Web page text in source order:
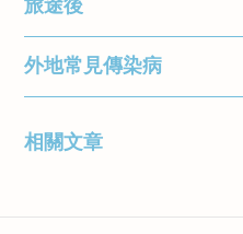
間差異等，令抵抗疾病
上各種疾病。為確保旅
留意目的地衛生情
客必須備有指定的
如有任何其他健
旅遊前要做足準備，清
土習俗和文化信仰，減
旅途中要採取適當的預
及環境衞生。以下讓我
注意食物及個人
旅途後
旅途後要注意，回港後
的身體不適。所以在返
應盡快接受健康檢查，
外地常見傳染病
食物中毒/甲形肝
相關文章